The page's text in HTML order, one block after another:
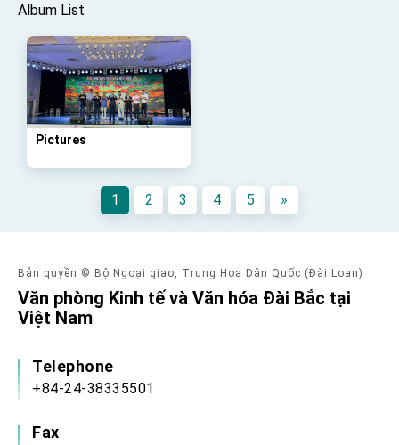
Album List
Pictures
1 2 3 4 5 »
Bản quyền © Bộ Ngoại giao, Trung Hoa Dân Quốc (Đài Loan)
Văn phòng Kinh tế và Văn hóa Đài Bắc tại
Việt Nam
Telephone
+84-24-38335501
Fax